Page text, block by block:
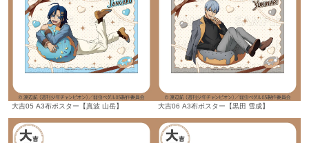
大吉05 A3布ポスター【真波 山岳】 大吉06 A3布ポスター【黒田 雪成】